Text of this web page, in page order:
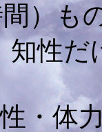
）も
知性
・体